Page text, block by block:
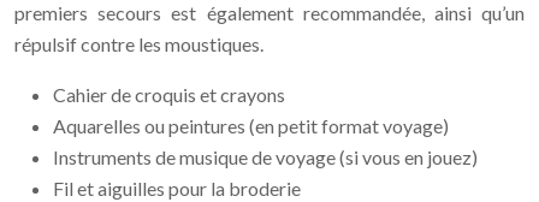
premiers secours est également recommandée, ainsi qu’un
répulsif contre les moustiques.
Cahier de croquis et crayons
Aquarelles ou peintures (en petit format voyage)
Instruments de musique de voyage (si vous en jouez)
Fil et aiguilles pour la broderie